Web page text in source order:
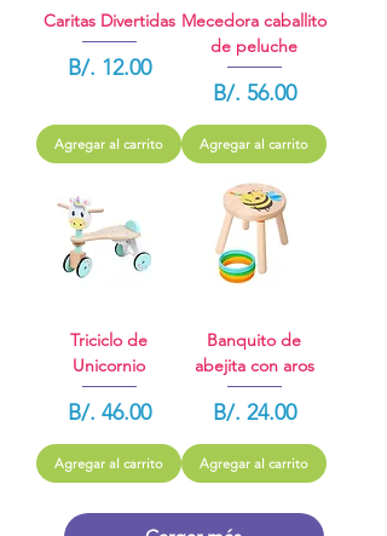
Caritas Divertidas
Precio
B/. 12.00
Agregar al carrito
Mecedora caballito
de peluche
Precio
B/. 56.00
Agregar al carrito
Triciclo de
Unicornio
Precio
B/. 46.00
Agregar al carrito
Banquito de
abejita con aros
Precio
B/. 24.00
Agregar al carrito